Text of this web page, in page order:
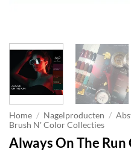
Home / Nagelproducten /
Brush N' Color Collecties
Always On The